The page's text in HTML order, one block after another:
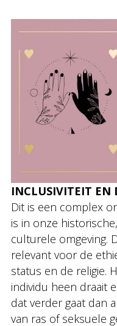
INCLUSIVITEIT EN
Dit is een complex
is in onze
culturele omgeving.
relevant voor de
status en de religie.
individu heen draait
dat verder gaat dan
van ras of seksuele